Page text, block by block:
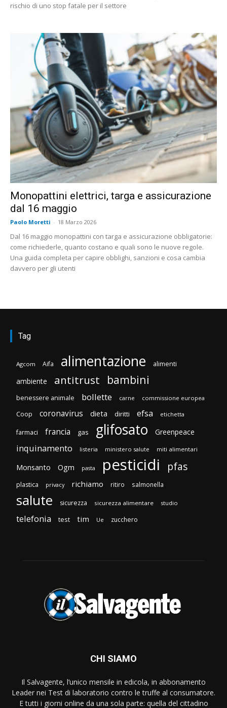
rischio di uno stop fatale per il settore
Monopattini elettrici, targa e assicurazione
dal 16 maggio
Paolo Moretti - 18 Marzo 2026
Dal 16 maggio monopattini con targa e assicurazione obbligatorie:
come richiederle, quanto costano e quali sono le nuove regole.
Una guida completa per capire obblighi, sanzioni e cosa cambia
davvero per gli utenti
Tag
Agcom Aifa alimentazione alimenti
ambiente antitrust bambini
benessere animale bollette carne commissione europea
Coop coronavirus dieta diritti efsa etichetta
farmaci francia gas glifosato Greenpeace
inquinamento listeria ministero salute miti alimentari
Monsanto Ogm pasta pesticidi pfas
plastica privacy richiamo ritiro salmonella
salute sicurezza sicurezza alimentare studio
telefonia test tim Ue zucchero
CHI SIAMO
Il Salvagente, l’unico mensile in edicola, in abbonamento
Leader nei Test di laboratorio contro le truffe al consumatore.
E tutti i giorni online da una sola parte: quella del cittadino